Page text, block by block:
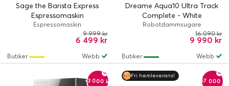
Sage the Barista Express
Espressomaskin
Espressomaskin
6 499 kr
9 999 kr
Webb
Butiker
Dreame Aqua10 Ultra Track
Complete - White
Robotdammsugare
9 990 kr
16 090 kr
Webb
Butiker
-3 000 kr
Fri hemleverans!
-57 000 kr